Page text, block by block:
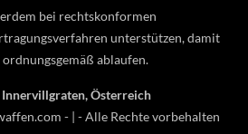
bei rechtskonformen
unterstützen, damit
ablaufen.
Innervillgraten, Österreich
- | - Alle Rechte vorbehalten